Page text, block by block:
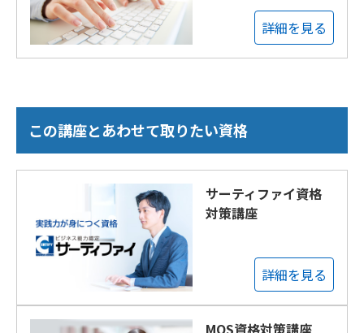
詳細を見る
この講座とあわせて取りたい資格
サーティファイ資格
対策講座
詳細を見る
MOS資格対策講座